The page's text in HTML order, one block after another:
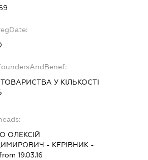
У КІЛЬКОСТІ
ОЛЕКСІЙ
- КЕРІВНИК -
19.03.16